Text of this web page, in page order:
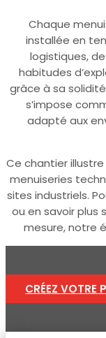
Chaque
installée en
logistiques,
habitudes
grâce à sa
s’impose
adapté aux
Ce chantier
menuiseries
sites industriels.
ou en savoir plus
mesure, notre
CRÉEZ VOTRE